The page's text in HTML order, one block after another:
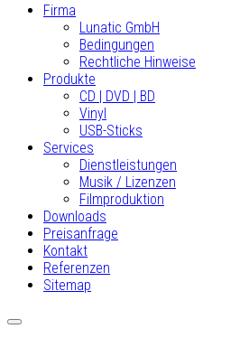
Firma
Lunatic GmbH
Bedingungen
Rechtliche Hinweise
Produkte
CD | DVD | BD
Vinyl
USB-Sticks
Services
Dienstleistungen
Musik / Lizenzen
Filmproduktion
Downloads
Preisanfrage
Kontakt
Referenzen
Sitemap